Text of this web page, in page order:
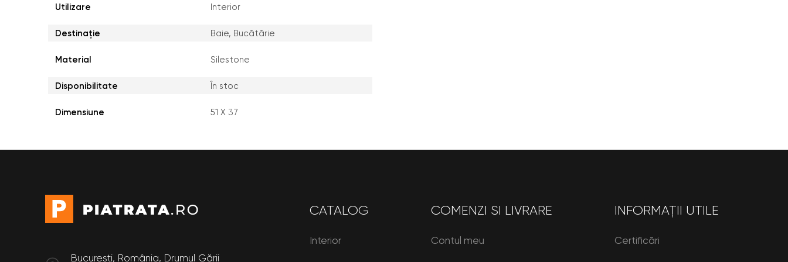
Utilizare Interior
Destinație Baie, Bucătărie
Material Silestone
Disponibilitate În stoc
Dimensiune 51 X 37
București, România, Drumul Gării
CATALOG
Interior
COMENZI SI LIVRARE
Contul meu
INFORMAȚII UTILE
Certificări